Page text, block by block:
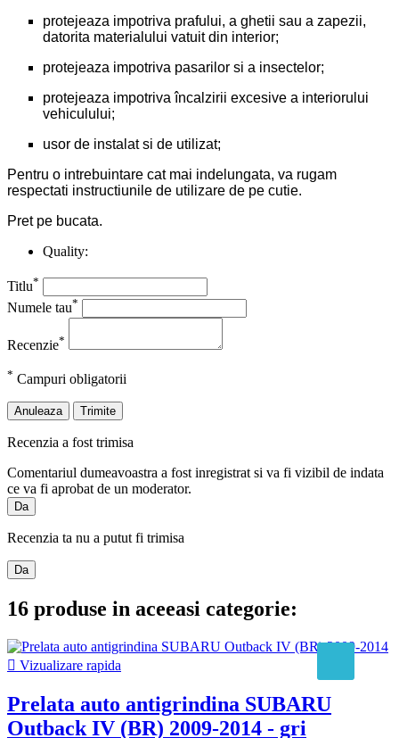
protejeaza impotriva prafului, a ghetii sau a zapezii,
datorita materialului vatuit din interior;
protejeaza impotriva pasarilor si a insectelor;
protejeaza impotriva încalzirii excesive a interiorului
vehiculului;
usor de instalat si de utilizat;
Pentru o intrebuintare cat mai indelungata, va rugam
respectati instructiunile de utilizare de pe cutie.
Pret pe bucata.
Quality:
Titlu*
Numele tau*
Recenzie*
* Campuri obligatorii
Anuleaza Trimite
Recenzia a fost trimisa
Comentariul dumeavoastra a fost inregistrat si va fi vizibil de indata
ce va fi aprobat de un moderator.
Da
Recenzia ta nu a putut fi trimisa
Da
16 produse in aceeasi categorie:
 Vizualizare rapida
Prelata auto antigrindina SUBARU
Outback IV (BR) 2009-2014 - gri